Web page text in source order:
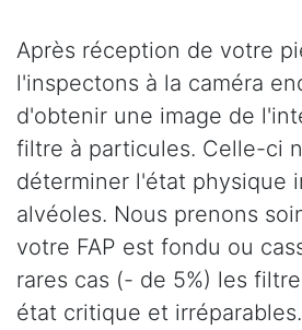
Après réception de votre
l'inspectons à la caméra
d'obtenir une image de
filtre à particules. Celle-ci
déterminer l'état physique
alvéoles. Nous prenons
votre FAP est fondu ou
rares cas (- de 5%) les
état critique et